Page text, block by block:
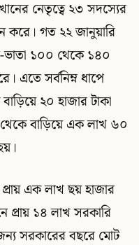
নেতৃত্বে ২৩ সদস্যের
করে। গত ২২ জানুয়ারি
ভাতা ১০০ থেকে ১৪০
এতে সর্বনিম্ন ধাপে
২০ হাজার টাকা
থেকে বাড়িয়ে এক লাখ ৬০
এক লাখ ছয় হাজার
প্রায় ১৪ লাখ সরকারি
সরকারের বছরে মোট